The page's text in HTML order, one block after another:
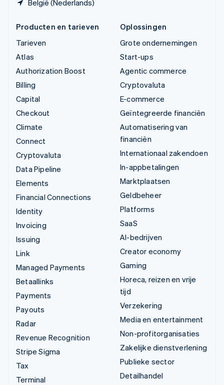
België (Nederlands)
Producten en tarieven
Tarieven
Atlas
Authorization Boost
Billing
Capital
Checkout
Climate
Connect
Cryptovaluta
Data Pipeline
Elements
Financial Connections
Identity
Invoicing
Issuing
Link
Managed Payments
Betaallinks
Payments
Payouts
Radar
Revenue Recognition
Stripe Sigma
Tax
Terminal
Oplossingen
Grote ondernemingen
Start-ups
Agentic commerce
Cryptovaluta
E-commerce
Geïntegreerde financiën
Automatisering van
financiën
Internationaal zakendoen
In-appbetalingen
Marktplaatsen
Geldbeheer
Platforms
SaaS
AI-bedrijven
Creator economy
Gaming
Horeca, reizen en vrije
tijd
Verzekering
Media en entertainment
Non-profitorganisaties
Zakelijke dienstverlening
Publieke sector
Detailhandel